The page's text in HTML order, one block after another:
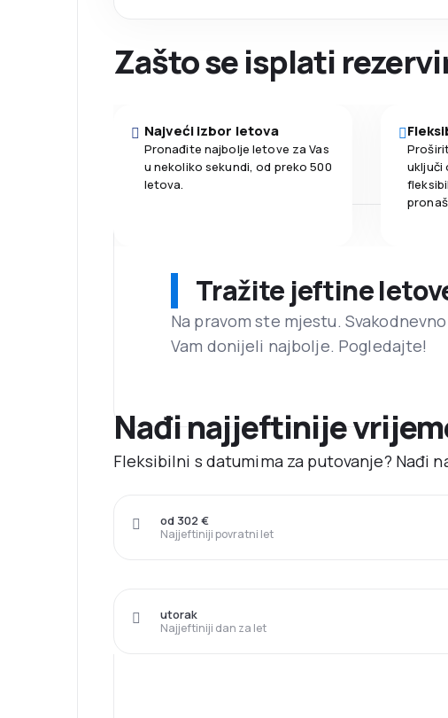
Zašto se isplati
Najveći izbor letova
Pronađite najbolje letove za Vas
u nekoliko sekundi, od preko 500
letova.
uključi
Tražite jeftine
Na pravom ste mjestu.
Vam donijeli najbolje. Pogledajte!
Nađi najjeftinije
Fleksibilni s datumima za putovanje? Nađi
Najjeftiniji povratni let
od 302 €
Najjeftiniji dan za let
utorak